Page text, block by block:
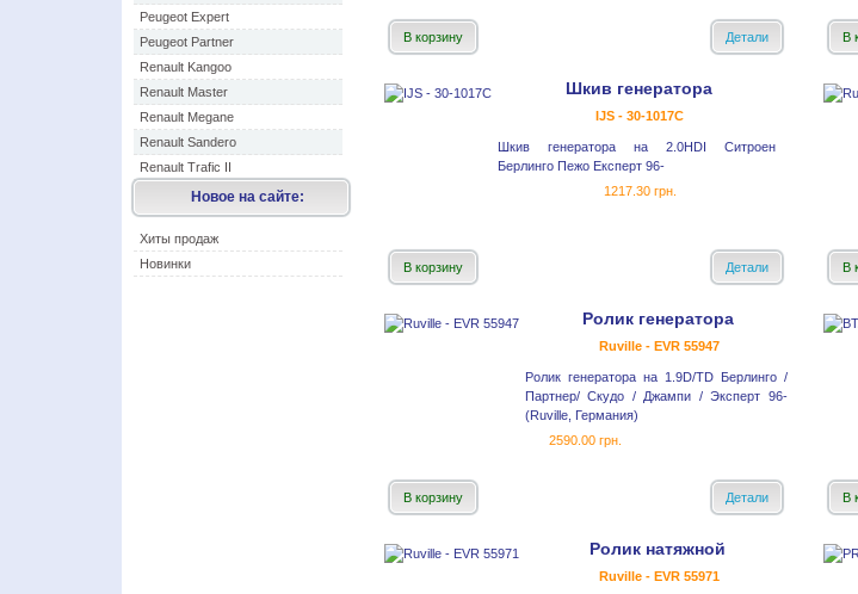
Peugeot Expert
Peugeot Partner
Renault Kangoo
Renault Master
Renault Megane
Renault Sandero
Renault Trafic II
Новое на сайте:
Хиты продаж
Новинки
В корзину Детали В
Шкив генератора
IJS - 30-1017С
Шкив генератора на 2.0HDI Ситроен
Берлинго Пежо Експерт 96-
1217.30 грн.
В корзину Детали В
Ролик генератора
Ruville - EVR 55947
Ролик генератора на 1.9D/TD Берлинго /
Партнер/ Скудо / Джампи / Эксперт 96-
(Ruville, Германия)
2590.00 грн.
В корзину Детали В
Ролик натяжной
Ruville - EVR 55971